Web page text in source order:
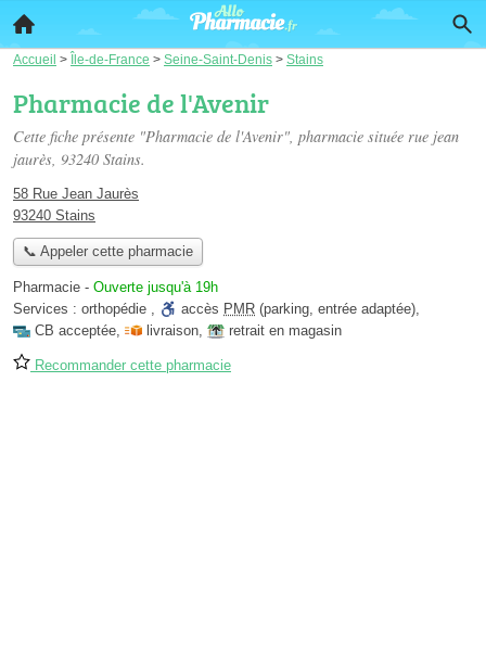
Accueil > Île-de-France > Seine-Saint-Denis > Stains
Pharmacie de l'Avenir
Cette fiche présente "Pharmacie de l'Avenir", pharmacie située rue jean
jaurès, 93240 Stains.
58 Rue Jean Jaurès
93240 Stains
📞 Appeler cette pharmacie
Pharmacie - Ouverte jusqu'à 19h
Services : orthopédie , accès PMR (parking, entrée adaptée),
CB acceptée, livraison, retrait en magasin
Recommander cette pharmacie